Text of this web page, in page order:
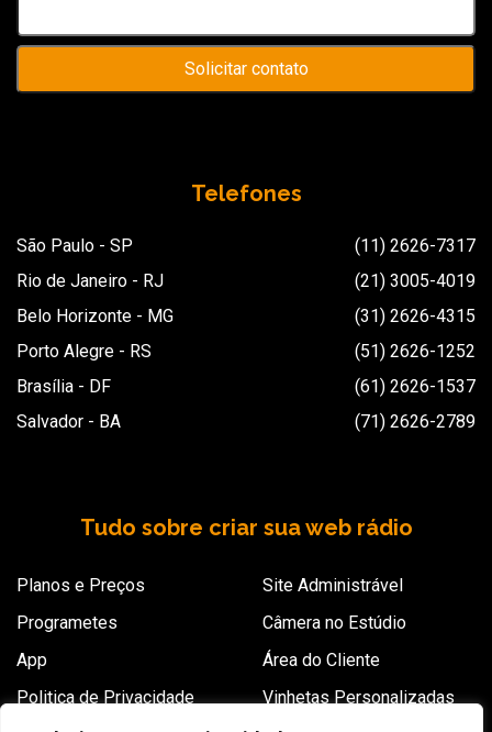
Telefones
São Paulo - SP
Rio de Janeiro - RJ
Belo Horizonte - MG
Porto Alegre - RS
Brasília - DF
Salvador - BA
(11) 2626-7317
(21) 3005-4019
(31) 2626-4315
(51) 2626-1252
(61) 2626-1537
(71) 2626-2789
Tudo sobre criar sua web rádio
Planos e Preços
Site Administrável
Programetes
Câmera no Estúdio
App
Área do Cliente
Politica de Privacidade
Vinhetas Personalizadas